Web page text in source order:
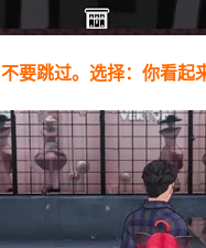
不要跳过。选择：你看起